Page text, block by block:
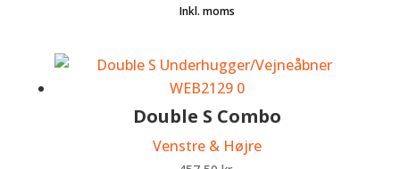
Double S Combo
Venstre & Højre